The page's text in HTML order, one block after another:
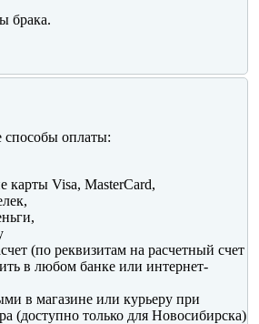
брака.
оплаты:
карты Visa, MasterCard,
(по реквизитам на расчетный счет
в любом банке или интернет-
в магазине или курьеру при
(доступно только для Новосибирска)